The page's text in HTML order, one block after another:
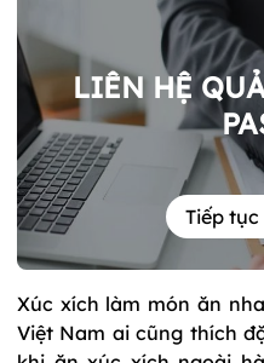
LIÊN HỆ
Tiếp
Xúc xích làm món ăn
Việt Nam ai cũng thích